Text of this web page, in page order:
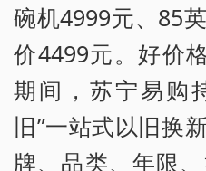
碗机4999元、85
价4499元。好价
期间，苏宁易购
旧”一站式以旧换
牌、品类、年限